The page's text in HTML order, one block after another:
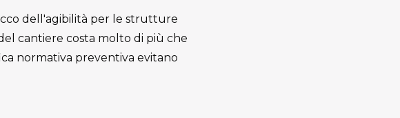
dell'agibilità per le strutture
cantiere costa molto di più che
normativa preventiva evitano